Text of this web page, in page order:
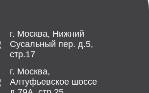
г. Москва, Нижний
Сусальный пер. д.5,
стр.17
г. Москва,
Алтуфьевское шоссе